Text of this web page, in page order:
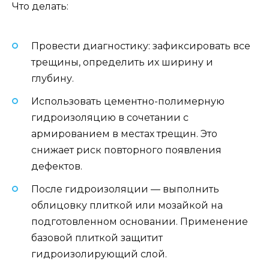
Что делать:
Провести диагностику: зафиксировать все
трещины, определить их ширину и
глубину.
Использовать цементно-полимерную
гидроизоляцию в сочетании с
армированием в местах трещин. Это
снижает риск повторного появления
дефектов.
После гидроизоляции — выполнить
облицовку плиткой или мозайкой на
подготовленном основании. Применение
базовой плиткой защитит
гидроизолирующий слой.